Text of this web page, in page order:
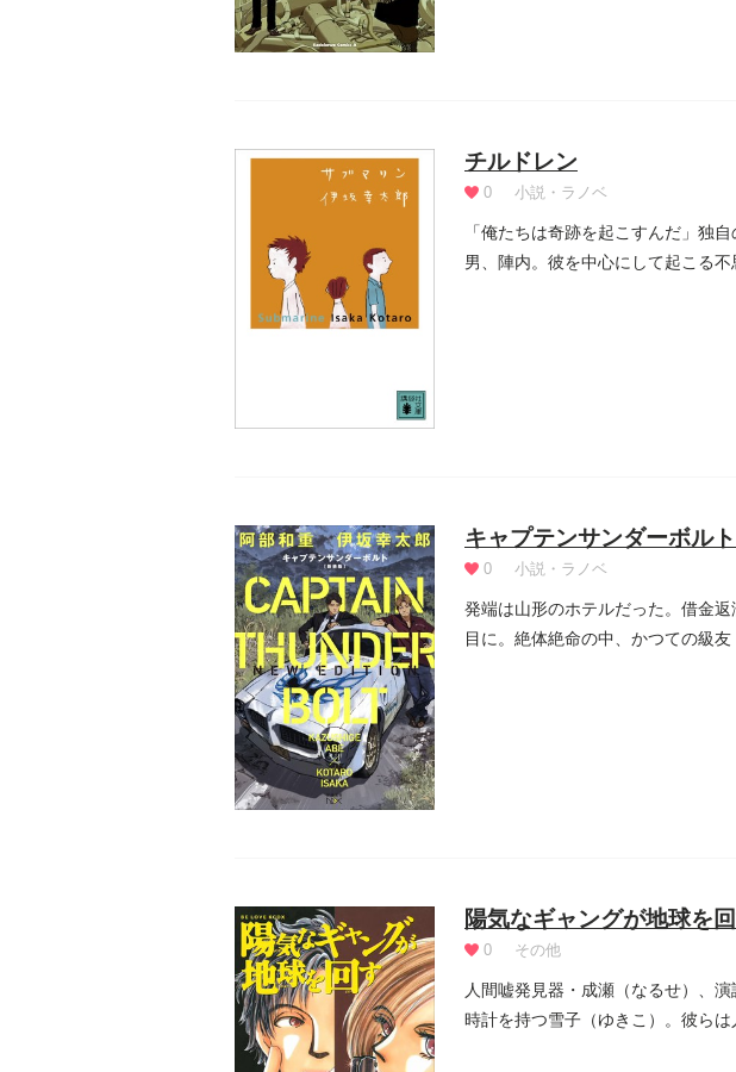
チルドレン
0 小説・ラノベ
「俺たちは奇跡を起こすんだ」独
男、陣内。彼を中心にして起こる
キャプテンサンダーボル
0 小説・ラノベ
発端は山形のホテルだった。借金
目に。絶体絶命の中、かつての級
陽気なギャングが地球を
0 その他
人間嘘発見器・成瀬（なるせ）、
時計を持つ雪子（ゆきこ）。彼ら